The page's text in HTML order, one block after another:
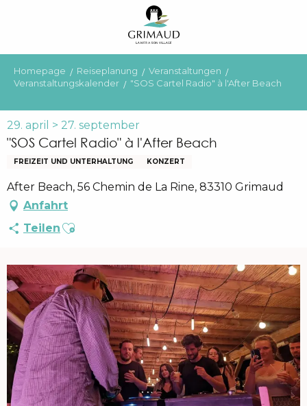
principal
Homepage Reiseplanung
Veranstaltungen
Veranstaltungskalender
"SOS Cartel Radio" à l'After Beach
29. april > 27. september
"SOS Cartel Radio" à l'After Beach
FREIZEIT UND UNTERHALTUNG KONZERT
After Beach, 56 Chemin de La Rine, 83310 Grimaud
Anfahrt
Teilen Ajouter aux favoris